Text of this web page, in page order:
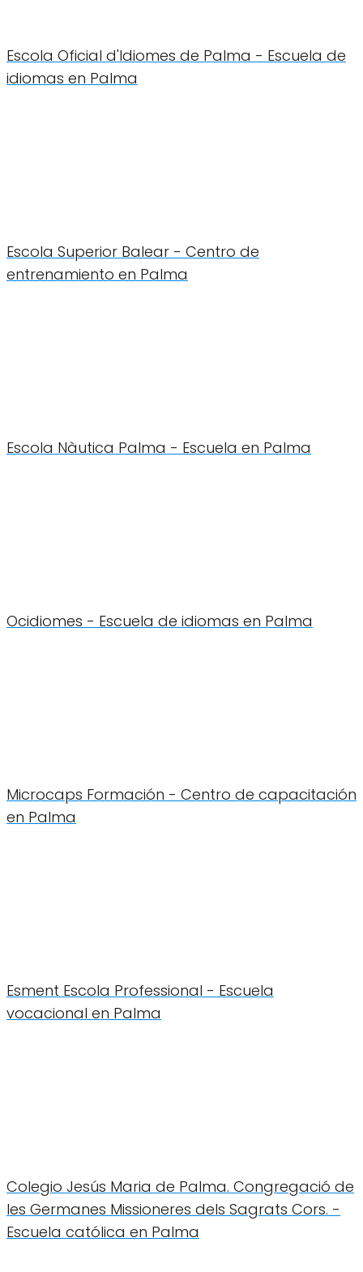
Escola Oficial d'Idiomes de Palma - Escuela de
idiomas en Palma
Escola Superior Balear - Centro de
entrenamiento en Palma
Escola Nàutica Palma - Escuela en Palma
Ocidiomes - Escuela de idiomas en Palma
Microcaps Formación - Centro de capacitación
en Palma
Esment Escola Professional - Escuela
vocacional en Palma
Colegio Jesús Maria de Palma. Congregació de
les Germanes Missioneres dels Sagrats Cors. -
Escuela católica en Palma